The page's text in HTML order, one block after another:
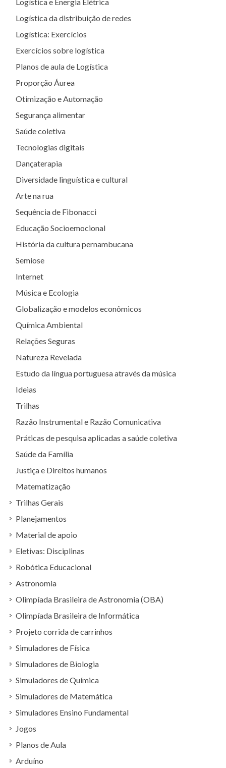
Logística da distribuição de redes
Logística: Exercícios
Exercícios sobre logística
Planos de aula de Logística
Proporção Áurea
Otimização e Automação
Segurança alimentar
Saúde coletiva
Tecnologias digitais
Dançaterapia
Diversidade linguística e cultural
Arte na rua
Sequência de Fibonacci
Educação Socioemocional
História da cultura pernambucana
Semiose
Internet
Música e Ecologia
Globalização e modelos econômicos
Química Ambiental
Relações Seguras
Natureza Revelada
Estudo da língua portuguesa através da música
Ideias
Trilhas
Razão Instrumental e Razão Comunicativa
Práticas de pesquisa aplicadas a saúde coletiva
Saúde da Família
Justiça e Direitos humanos
Matematização
Trilhas Gerais
Planejamentos
Material de apoio
Eletivas: Disciplinas
Robótica Educacional
Astronomia
Olimpíada Brasileira de Astronomia (OBA)
Olimpíada Brasileira de Informática
Projeto corrida de carrinhos
Simuladores de Física
Simuladores de Biologia
Simuladores de Química
Simuladores de Matemática
Simuladores Ensino Fundamental
Jogos
Planos de Aula
Arduíno